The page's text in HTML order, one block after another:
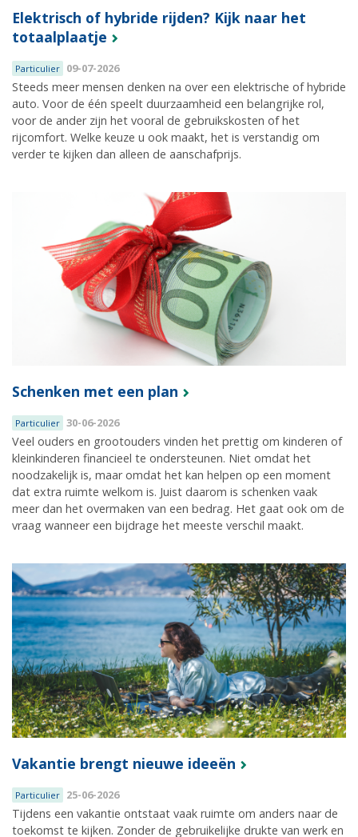
Elektrisch of hybride rijden? Kijk naar het
totaalplaatje
Particulier 09-07-2026
Steeds meer mensen denken na over een elektrische of hybride
auto. Voor de één speelt duurzaamheid een belangrijke rol,
voor de ander zijn het vooral de gebruikskosten of het
rijcomfort. Welke keuze u ook maakt, het is verstandig om
verder te kijken dan alleen de aanschafprijs.
Schenken met een plan
Particulier 30-06-2026
Veel ouders en grootouders vinden het prettig om kinderen of
kleinkinderen financieel te ondersteunen. Niet omdat het
noodzakelijk is, maar omdat het kan helpen op een moment
dat extra ruimte welkom is. Juist daarom is schenken vaak
meer dan het overmaken van een bedrag. Het gaat ook om de
vraag wanneer een bijdrage het meeste verschil maakt.
Vakantie brengt nieuwe ideeën
Particulier 25-06-2026
Tijdens een vakantie ontstaat vaak ruimte om anders naar de
toekomst te kijken. Zonder de gebruikelijke drukte van werk en